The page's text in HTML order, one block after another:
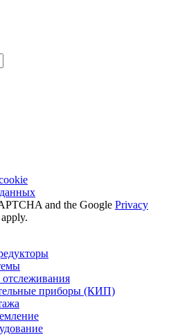
and the Google Privacy
apply.
отслеживания
приборы (КИП)